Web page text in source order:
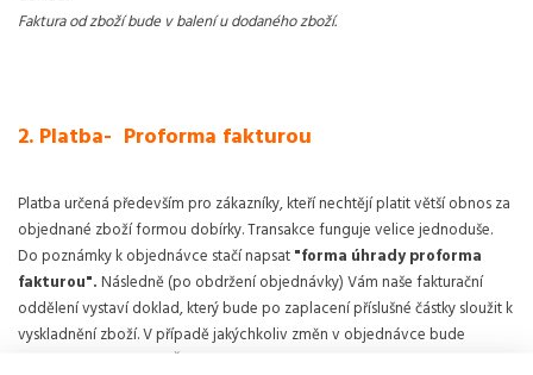
Faktura od zboží bude v balení u dodaného zboží.
2. Platba- Proforma fakturou
Platba určená především pro zákazníky, kteří nechtějí platit větší obnos za
objednané zboží formou dobírky. Transakce funguje velice jednoduše.
Do poznámky k objednávce stačí napsat"forma úhrady proforma
fakturou".Následně (po obdržení objednávky) Vám naše fakturační
oddělení vystaví doklad, který bude po zaplacení příslušné částky sloužit k
vyskladnění zboží. V případě jakýchkoliv změn v objednávce bude
vložená částka na účet Železarstvi.az.